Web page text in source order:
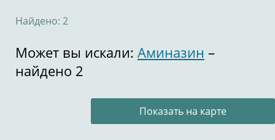
Найдено: 2
Может вы искали: Аминазин –
найдено 2
Показать на карте